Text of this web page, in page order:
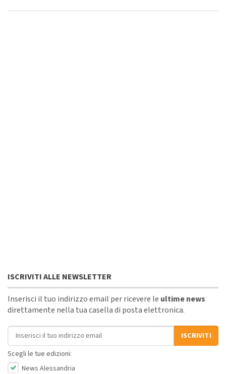
ISCRIVITI ALLE NEWSLETTER
Inserisci il tuo indirizzo email per ricevere le ultime news
direttamente nella tua casella di posta elettronica.
Indirizzo email
ISCRIVITI
Scegli le tue edizioni:
News Alessandria